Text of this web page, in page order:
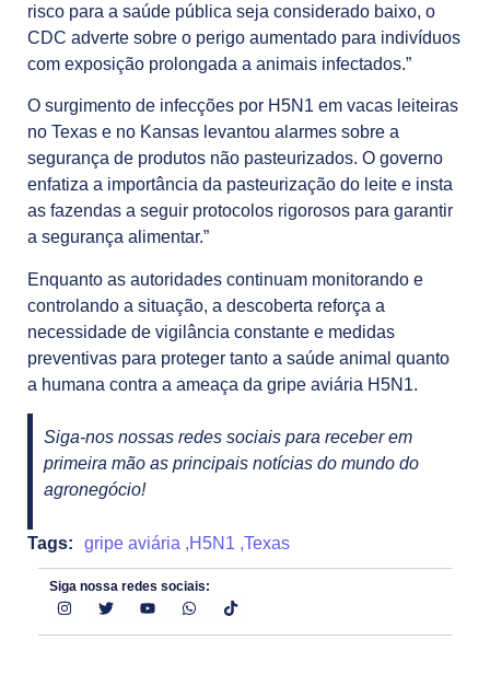
risco para a saúde pública seja considerado baixo, o
CDC adverte sobre o perigo aumentado para indivíduos
com exposição prolongada a animais infectados.”
O surgimento de infecções por H5N1 em vacas leiteiras
no Texas e no Kansas levantou alarmes sobre a
segurança de produtos não pasteurizados. O governo
enfatiza a importância da pasteurização do leite e insta
as fazendas a seguir protocolos rigorosos para garantir
a segurança alimentar.”
Enquanto as autoridades continuam monitorando e
controlando a situação, a descoberta reforça a
necessidade de vigilância constante e medidas
preventivas para proteger tanto a saúde animal quanto
a humana contra a ameaça da gripe aviária H5N1.
Siga-nos nossas redes sociais para receber em
primeira mão as principais notícias do mundo do
agronegócio!
Tags: gripe aviária ,H5N1 ,Texas
Siga nossa redes sociais: